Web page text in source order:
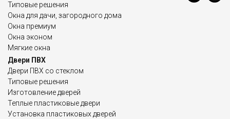
Типовые решения
Окна для дачи, загородного дома
Окна премиум
Окна эконом
Мягкие окна
Двери ПВХ
Двери ПВХ со стеклом
Типовые решения
Изготовление дверей
Теплые пластиковые двери
Установка пластиковых дверей